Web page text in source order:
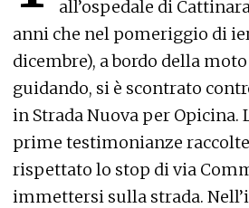
all’ospedale di
anni che nel pomeriggio di
dicembre), a bordo della
guidando, si è scontrato
in Strada Nuova per Opicina.
prime testimonianze
rispettato lo stop di via
immettersi sulla strada.